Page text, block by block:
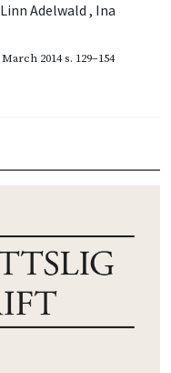
Linn Adelwald , Ina
March 2014s. 129–154